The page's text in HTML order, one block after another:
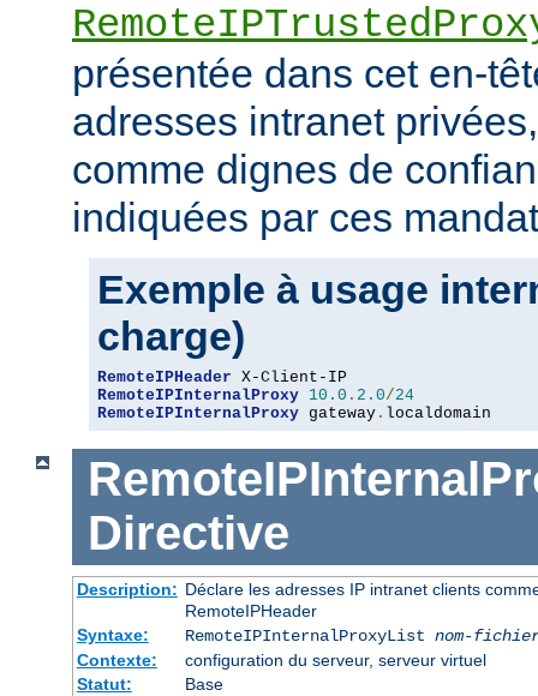
présentée dans cet en-
adresses intranet
comme dignes de
indiquées par ces
Exemple à usage
charge)
RemoteIPHeader
RemoteIPInternalProxy 10.0 . 2.0/24
RemoteIPInternalProxy gateway . localdomain
Directive
Description: Déclare les adresses IP intranet clients
RemoteIPHeader
Syntaxe:
RemoteIPInternalProxyList nom-
Contexte:
configuration du serveur, serveur virtuel
Statut:
Base